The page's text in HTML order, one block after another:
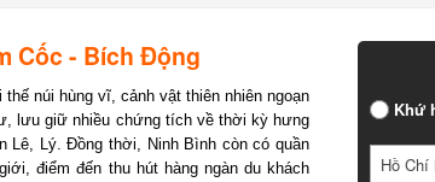
Cốc - Bích Động
núi hùng vĩ, cảnh vật thiên nhiên ngoạn
lưu giữ nhiều chứng tích về thời kỳ hưng
Lý. Đồng thời, Ninh Bình còn có quần
điểm đến thu hút hàng ngàn du khách
Khứ
Hồ Chí